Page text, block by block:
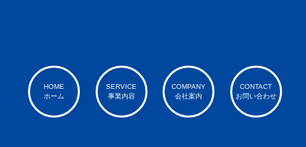
HOME
ホーム
SERVICE
事業内容
COMPANY
会社案内
CONTACT
お問い合わせ